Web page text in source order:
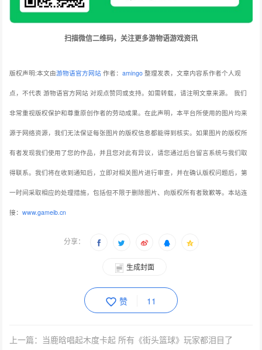
扫描微信二维码，关注更多游物语游戏资讯
版权声明:本文由游物语官方网站 作者：amingo 整理发表，文章内容系作者个人观
点，不代表 游物语官方网站 对观点赞同或支持。如需转载，请注明文章来源。 我们
非常重视版权保护和尊重原创作者的劳动成果。在此声明，本平台所使用的图片均来
源于网络资源，我们无法保证每张图片的版权信息都能得到核实。如果图片的版权所
有者发现我们使用了您的作品，并且您对此有异议，请您通过后台留言系统与我们取
得联系。我们将在收到通知后，立即对相关图片进行审查，并在确认版权问题后，第
一时间采取相应的处理措施，包括但不限于删除图片、向版权所有者致歉等。本站连
接：www.gameib.cn
分享：
生成封面
赞 11
上一篇：当鹿晗唱起木度卡起 所有《街头篮球》玩家都泪目了